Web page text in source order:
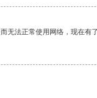
法正常使用网络，现在有